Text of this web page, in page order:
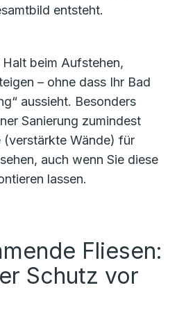
entsteht.
beim Aufstehen,
– ohne dass Ihr Bad
aussieht. Besonders
Sanierung zumindest
(verstärkte Wände) für
auch wenn Sie diese
lassen.
Fliesen:
Schutz vor